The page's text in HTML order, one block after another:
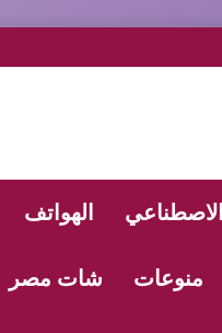
الاصطناعي الهواتف
منوعات شات مصر